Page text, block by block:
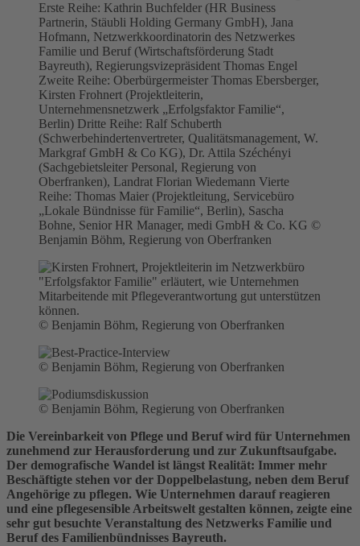
Erste Reihe: Kathrin Buchfelder (HR Business
Partnerin, Stäubli Holding Germany GmbH), Jana
Hofmann, Netzwerkkoordinatorin des Netzwerkes
Familie und Beruf (Wirtschaftsförderung Stadt
Bayreuth), Regierungsvizepräsident Thomas Engel
Zweite Reihe: Oberbürgermeister Thomas Ebersberger,
Kirsten Frohnert (Projektleiterin,
Unternehmensnetzwerk „Erfolgsfaktor Familie“,
Berlin) Dritte Reihe: Ralf Schuberth
(Schwerbehindertenvertreter, Qualitätsmanagement, W.
Markgraf GmbH & Co KG), Dr. Attila Széchényi
(Sachgebietsleiter Personal, Regierung von
Oberfranken), Landrat Florian Wiedemann Vierte
Reihe: Thomas Maier (Projektleitung, Servicebüro
„Lokale Bündnisse für Familie“, Berlin), Sascha
Bohne, Senior HR Manager, medi GmbH & Co. KG ©
Benjamin Böhm, Regierung von Oberfranken
© Benjamin Böhm, Regierung von Oberfranken
© Benjamin Böhm, Regierung von Oberfranken
© Benjamin Böhm, Regierung von Oberfranken
Die Vereinbarkeit von Pflege und Beruf wird für Unternehmen
zunehmend zur Herausforderung und zur Zukunftsaufgabe.
Der demografische Wandel ist längst Realität: Immer mehr
Beschäftigte stehen vor der Doppelbelastung, neben dem Beruf
Angehörige zu pflegen. Wie Unternehmen darauf reagieren
und eine pflegesensible Arbeitswelt gestalten können, zeigte eine
sehr gut besuchte Veranstaltung des Netzwerks Familie und
Beruf des Familienbündnisses Bayreuth.